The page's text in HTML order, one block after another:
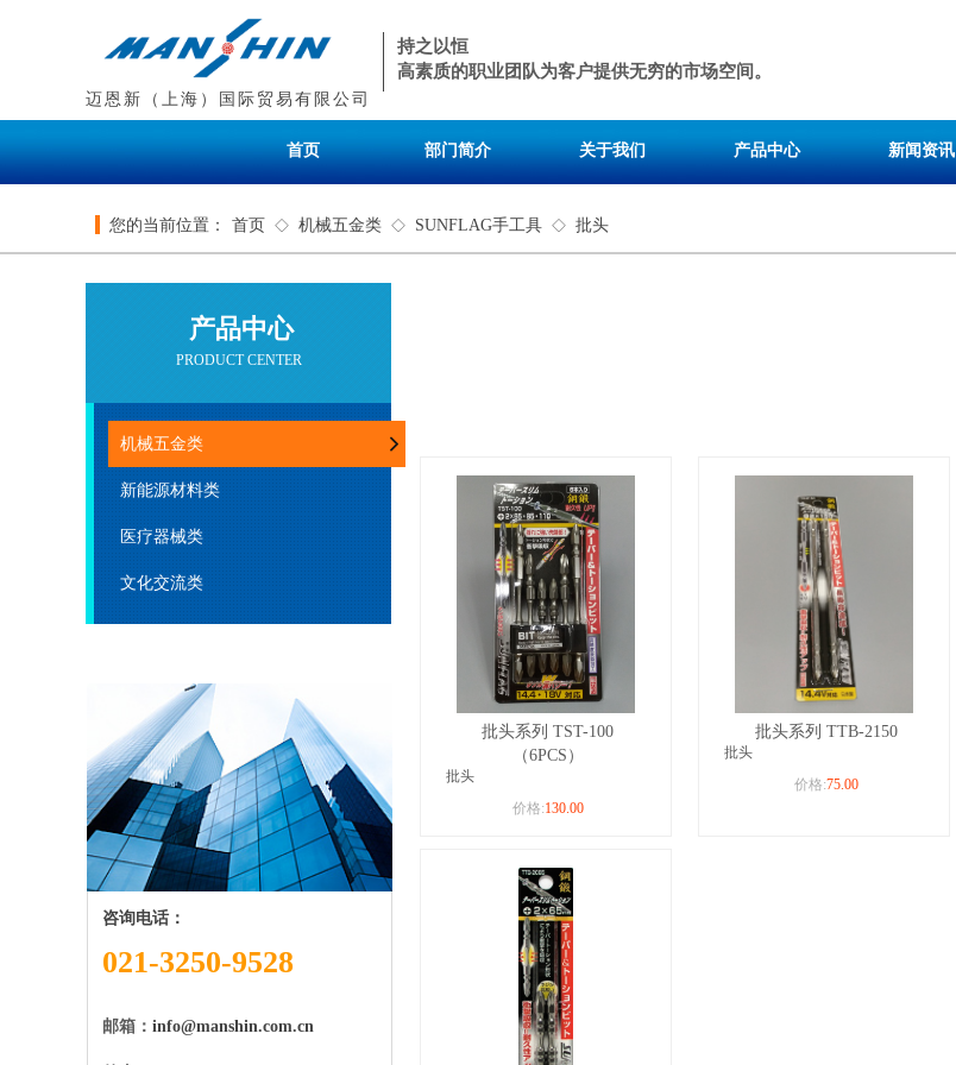
持之以恒
高素质的职业团队为客户提供无穷的市场空间。
迈恩新（上海）国际贸易有限公司
首页 部门简介 关于我们 产品中心 新闻资讯
首页 ◇ 机械五金类 ◇ SUNFLAG手工具 ◇ 批头
您的当前位置：
产品中心
PRODUCT CENTER
机械五金类
新能源材料类
医疗器械类
文化交流类
批头系列 TST-100
（6PCS）
批头
价格:130.00
批头系列 TTB-2150
批头
价格:75.00
咨询电话：
021-3250-9528
邮箱： info@manshin.com.cn